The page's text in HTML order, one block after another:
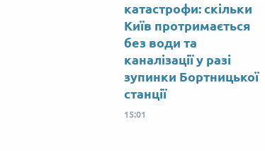
катастрофи: скільки
Київ протримається
без води та
каналізації у разі
зупинки Бортницької
станції
15:01